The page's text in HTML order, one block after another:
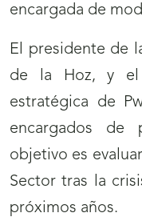
encargada de
El presidente de
de la Hoz, y el
estratégica de
encargados de
objetivo es
Sector tras la
próximos años.